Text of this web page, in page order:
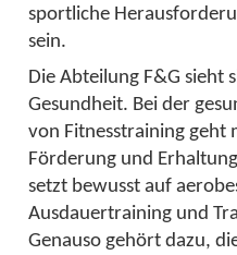
sportliche
sein.
Die Abteilung F&G sieht
Gesundheit. Bei der
von Fitnesstraining geht
Förderung und
setzt bewusst auf
Ausdauertraining und
Genauso gehört dazu,